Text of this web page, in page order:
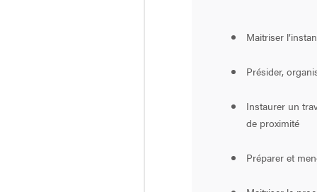
Maitriser
Présider,
Instaurer un
de proximité
Préparer et